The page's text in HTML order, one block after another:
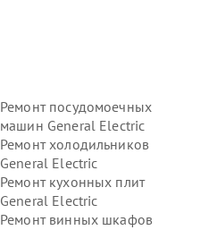
Ремонт посудомоечных
машин General Electric
Ремонт холодильников
General Electric
Ремонт кухонных плит
General Electric
Ремонт винных шкафов